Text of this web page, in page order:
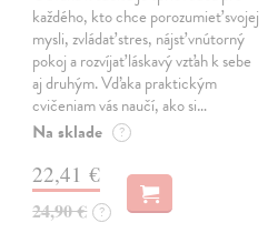
každého, kto chce porozumieť svojej
mysli, zvládať stres, nájsť vnútorný
pokoj a rozvíjať láskavý vzťah k sebe
aj druhým. Vďaka praktickým
cvičeniam vás naučí, ako si…
Na sklade ?
22,41 €
24,90 € ?